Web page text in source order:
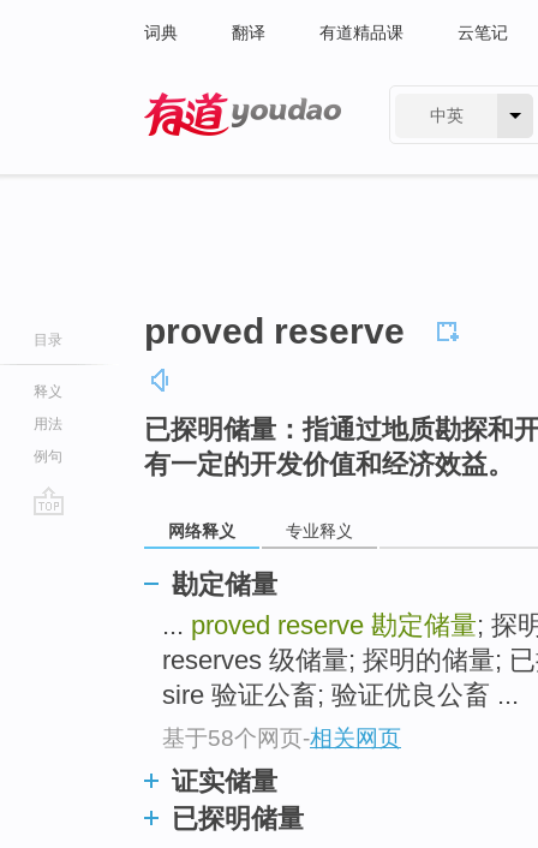
词典 翻译 有道精品课 云笔记
中英
目录
释义
用法
例句
proved reserve
已探明储量：指通过地质勘探和
有一定的开发价值和经济效益。
网络释义 专业释义
勘定储量
... proved reserve 勘定储量; 探
reserves 级储量; 探明的储量;
sire 验证公畜; 验证优良公畜 ...
基于58个网页-相关网页
证实储量
已探明储量